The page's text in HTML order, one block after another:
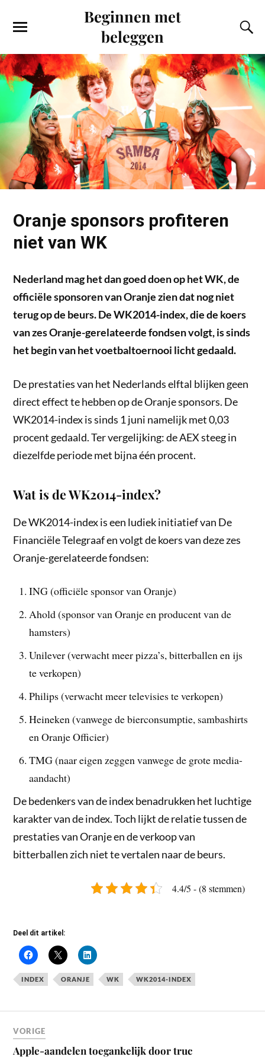
Beginnen met
beleggen
Oranje sponsors profiteren
niet van WK
Nederland mag het dan goed doen op het WK, de
officiële sponsoren van Oranje zien dat nog niet
terug op de beurs. De WK2014-index, die de koers
van zes Oranje-gerelateerde fondsen volgt, is sinds
het begin van het voetbaltoernooi licht gedaald.
De prestaties van het Nederlands elftal blijken geen
direct effect te hebben op de Oranje sponsors. De
WK2014-index is sinds 1 juni namelijk met 0,03
procent gedaald. Ter vergelijking: de AEX steeg in
diezelfde periode met bijna één procent.
Wat is de WK2014-index?
De WK2014-index is een ludiek initiatief van De
Financiële Telegraaf en volgt de koers van deze zes
Oranje-gerelateerde fondsen:
ING (officiële sponsor van Oranje)
Ahold (sponsor van Oranje en producent van de
hamsters)
Unilever (verwacht meer pizza’s, bitterballen en ijs
te verkopen)
Philips (verwacht meer televisies te verkopen)
Heineken (vanwege de bierconsumptie, sambashirts
en Oranje Officier)
TMG (naar eigen zeggen vanwege de grote media-
aandacht)
De bedenkers van de index benadrukken het luchtige
karakter van de index. Toch lijkt de relatie tussen de
prestaties van Oranje en de verkoop van
bitterballen zich niet te vertalen naar de beurs.
4.4/5 - (8 stemmen)
Deel dit artikel:
INDEX ORANJE WK WK2014-INDEX
VORIGE
Apple-aandelen toegankelijk door truc